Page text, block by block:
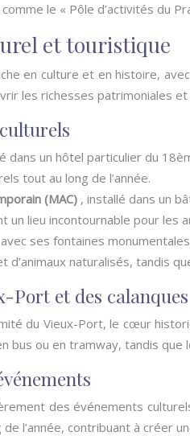
le « Pôle d’activités du
et touristique
en culture et en histoire,
les richesses patrimoniales
dans un hôtel particulier du
tout au long de l’année.
(MAC) , installé dans un
un lieu incontournable pour les
ses fontaines
d’animaux naturalisés, tandis
Port et des calanques
du Vieux-Port, le cœur
bus ou en tramway, tandis
des événements
l’année, contribuant à créer